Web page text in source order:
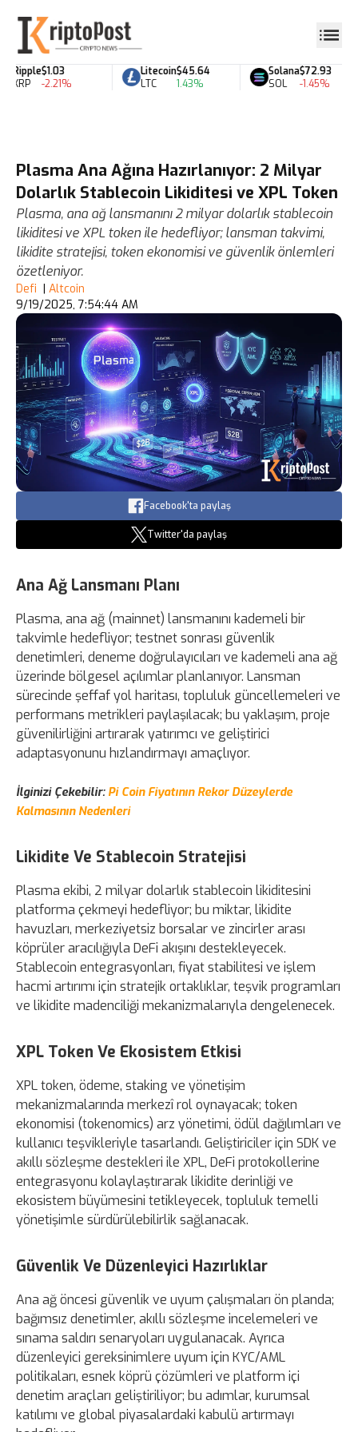
Ripple
XRP
$1.03
-2.21%
Litecoin
LTC
$45.64
1.43%
Solana
SOL
$72.93
-1.45%
Plasma Ana Ağına Hazırlanıyor: 2 Milyar
Dolarlık Stablecoin Likiditesi ve XPL Token
Plasma, ana ağ lansmanını 2 milyar dolarlık stablecoin
likiditesi ve XPL token ile hedefliyor; lansman takvimi,
likidite stratejisi, token ekonomisi ve güvenlik önlemleri
özetleniyor.
Defi | Altcoin
9/19/2025, 7:54:44 AM
Facebook'ta paylaş
Twitter'da paylaş
Ana Ağ Lansmanı Planı
Plasma, ana ağ (mainnet) lansmanını kademeli bir
takvimle hedefliyor; testnet sonrası güvenlik
denetimleri, deneme doğrulayıcıları ve kademeli ana ağ
üzerinde bölgesel açılımlar planlanıyor. Lansman
sürecinde şeffaf yol haritası, topluluk güncellemeleri ve
performans metrikleri paylaşılacak; bu yaklaşım, proje
güvenilirliğini artırarak yatırımcı ve geliştirici
adaptasyonunu hızlandırmayı amaçlıyor.
İlginizi Çekebilir: Pi Coin Fiyatının Rekor Düzeylerde
Kalmasının Nedenleri
Likidite Ve Stablecoin Stratejisi
Plasma ekibi, 2 milyar dolarlık stablecoin likiditesini
platforma çekmeyi hedefliyor; bu miktar, likidite
havuzları, merkeziyetsiz borsalar ve zincirler arası
köprüler aracılığıyla DeFi akışını destekleyecek.
Stablecoin entegrasyonları, fiyat stabilitesi ve işlem
hacmi artırımı için stratejik ortaklıklar, teşvik programları
ve likidite madenciliği mekanizmalarıyla dengelenecek.
XPL Token Ve Ekosistem Etkisi
XPL token, ödeme, staking ve yönetişim
mekanizmalarında merkezî rol oynayacak; token
ekonomisi (tokenomics) arz yönetimi, ödül dağılımları ve
kullanıcı teşvikleriyle tasarlandı. Geliştiriciler için SDK ve
akıllı sözleşme destekleri ile XPL, DeFi protokollerine
entegrasyonu kolaylaştırarak likidite derinliği ve
ekosistem büyümesini tetikleyecek, topluluk temelli
yönetişimle sürdürülebilirlik sağlanacak.
Güvenlik Ve Düzenleyici Hazırlıklar
Ana ağ öncesi güvenlik ve uyum çalışmaları ön planda;
bağımsız denetimler, akıllı sözleşme incelemeleri ve
sınama saldırı senaryoları uygulanacak. Ayrıca
düzenleyici gereksinimlere uyum için KYC/AML
politikaları, esnek köprü çözümleri ve platform içi
denetim araçları geliştiriliyor; bu adımlar, kurumsal
katılımı ve global piyasalardaki kabulü artırmayı